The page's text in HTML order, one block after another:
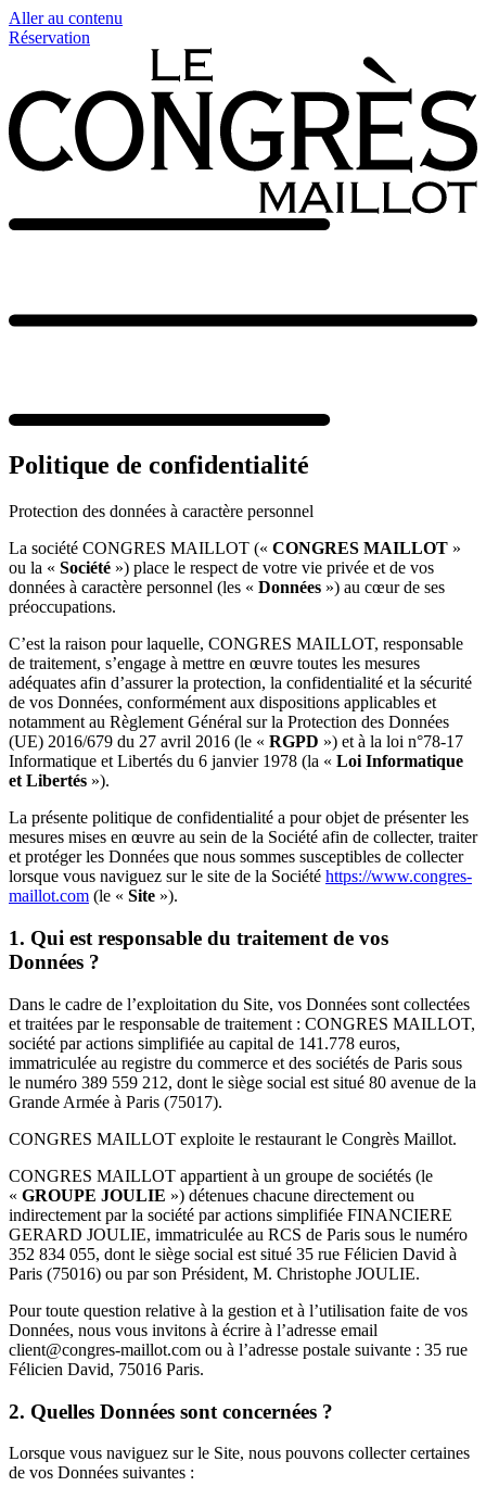
Aller au contenu
Réservation
Politique de confidentialité
Protection des données à caractère personnel
La société CONGRES MAILLOT (« CONGRES MAILLOT »
ou la « Société ») place le respect de votre vie privée et de vos
données à caractère personnel (les « Données ») au cœur de ses
préoccupations.
C’est la raison pour laquelle, CONGRES MAILLOT, responsable
de traitement, s’engage à mettre en œuvre toutes les mesures
adéquates afin d’assurer la protection, la confidentialité et la sécurité
de vos Données, conformément aux dispositions applicables et
notamment au Règlement Général sur la Protection des Données
(UE) 2016/679 du 27 avril 2016 (le « RGPD ») et à la loi n°78-17
Informatique et Libertés du 6 janvier 1978 (la « Loi Informatique
et Libertés »).
La présente politique de confidentialité a pour objet de présenter les
mesures mises en œuvre au sein de la Société afin de collecter, traiter
et protéger les Données que nous sommes susceptibles de collecter
lorsque vous naviguez sur le site de la Société https://www.congres-
maillot.com (le « Site »).
1. Qui est responsable du traitement de vos
Données ?
Dans le cadre de l’exploitation du Site, vos Données sont collectées
et traitées par le responsable de traitement : CONGRES MAILLOT,
société par actions simplifiée au capital de 141.778 euros,
immatriculée au registre du commerce et des sociétés de Paris sous
le numéro 389 559 212, dont le siège social est situé 80 avenue de la
Grande Armée à Paris (75017).
CONGRES MAILLOT exploite le restaurant le Congrès Maillot.
CONGRES MAILLOT appartient à un groupe de sociétés (le
« GROUPE JOULIE ») détenues chacune directement ou
indirectement par la société par actions simplifiée FINANCIERE
GERARD JOULIE, immatriculée au RCS de Paris sous le numéro
352 834 055, dont le siège social est situé 35 rue Félicien David à
Paris (75016) ou par son Président, M. Christophe JOULIE.
Pour toute question relative à la gestion et à l’utilisation faite de vos
Données, nous vous invitons à écrire à l’adresse email
client@congres-maillot.com ou à l’adresse postale suivante : 35 rue
Félicien David, 75016 Paris.
2. Quelles Données sont concernées ?
Lorsque vous naviguez sur le Site, nous pouvons collecter certaines
de vos Données suivantes :